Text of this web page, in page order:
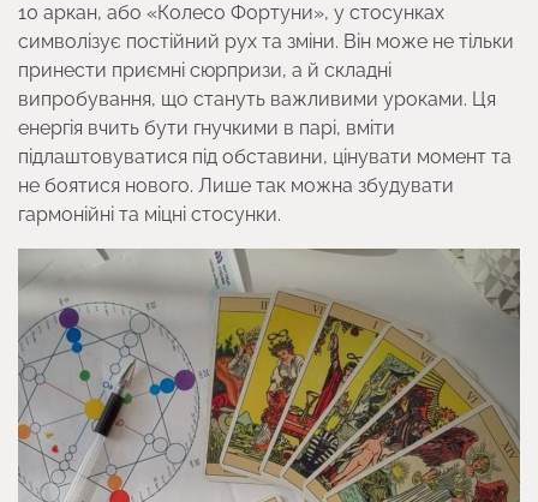
10 аркан, або «Колесо Фортуни», у стосунках
символізує постійний рух та зміни. Він може не тільки
принести приємні сюрпризи, а й складні
випробування, що стануть важливими уроками. Ця
енергія вчить бути гнучкими в парі, вміти
підлаштовуватися під обставини, цінувати момент та
не боятися нового. Лише так можна збудувати
гармонійні та міцні стосунки.